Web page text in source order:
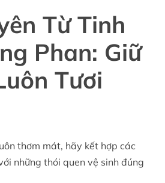
Từ Tinh
Phan: Giữ
Tươi
thơm mát, hãy kết hợp các
những thói quen vệ sinh đúng